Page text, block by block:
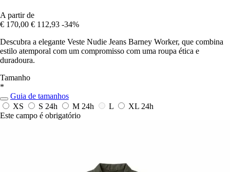
A partir de
€ 170,00 € 112,93 -34%
Descubra a elegante Veste Nudie Jeans Barney Worker, que combina
estilo atemporal com um compromisso com uma roupa ética e
duradoura.
Tamanho
*
Guia de tamanhos
XS
S 24h M 24h L XL 24h
Este campo é obrigatório